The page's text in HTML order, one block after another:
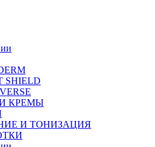
SHIELD
КРЕМЫ
И ТОНИЗАЦИЯ